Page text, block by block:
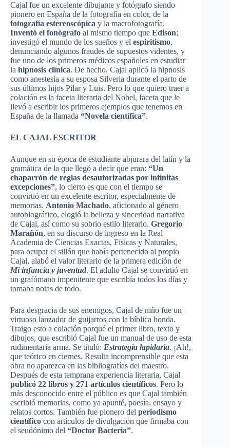
Cajal fue un excelente dibujante y fotógrafo siendo
pionero en España de la fotografía en color, de la
fotografía estereoscópica y la macrofotografía.
Inventó el fonógrafo al mismo tiempo que Edison;
investigó el mundo de los sueños y el espiritismo,
denunciando algunos fraudes de supuestos videntes, y
fue uno de los primeros médicos españoles en estudiar
la hipnosis clínica. De hecho, Cajal aplicó la hipnosis
como anestesia a su esposa Silveria durante el parto de
sus últimos hijos Pilar y Luis. Pero lo que quiero traer a
colación es la faceta literaria del Nobel, faceta que le
llevó a escribir los primeros ejemplos que tenemos en
España de la llamada “Novela científica”.
EL CAJAL ESCRITOR
Aunque en su época de estudiante abjurara del latín y la
gramática de la que llegó a decir que eran: “Un
chaparrón de reglas desautorizadas por infinitas
excepciones”, lo cierto es que con el tiempo se
convirtió en un excelente escritor, especialmente de
memorias. Antonio Machado, aficionado al género
autobiográfico, elogió la belleza y sinceridad narrativa
de Cajal, así como su sobrio estilo literario. Gregorio
Marañón, en su discurso de ingreso en la Real
Academia de Ciencias Exactas, Físicas y Naturales,
para ocupar el sillón que había pertenecido al propio
Cajal, alabó el valor literario de la primera edición de
Mi infancia y juventud. El adulto Cajal se convirtió en
un grafómano impenitente que escribía todos los días y
tomaba notas de todo.
Para desgracia de sus enemigos, Cajal de niño fue un
virtuoso lanzador de guijarros con la bíblica honda.
Traigo esto a colación porqué el primer libro, texto y
dibujos, que escribió Cajal fue un manual de uso de esta
rudimentaria arma. Se tituló: Estrategia lapidaria. ¡Ah!,
que teórico en ciernes. Resulta incomprensible que esta
obra no aparezca en las bibliografías del maestro.
Después de esta temprana experiencia literaria, Cajal
publicó 22 libros y 271 artículos científicos. Pero lo
más desconocido entre el público es que Cajal también
escribió memorias, como ya apunté, poesía, ensayo y
relatos cortos. También fue pionero del periodismo
científico con artículos de divulgación que firmaba con
el seudónimo del “Doctor Bacteria”.